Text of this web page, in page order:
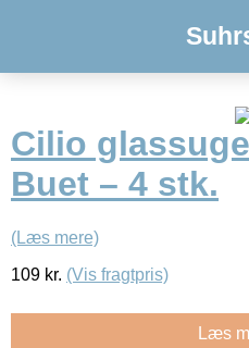
Cilio
Buet – 4 stk.
(Læs mere)
109 kr. (Vis fragtpris)
Læs